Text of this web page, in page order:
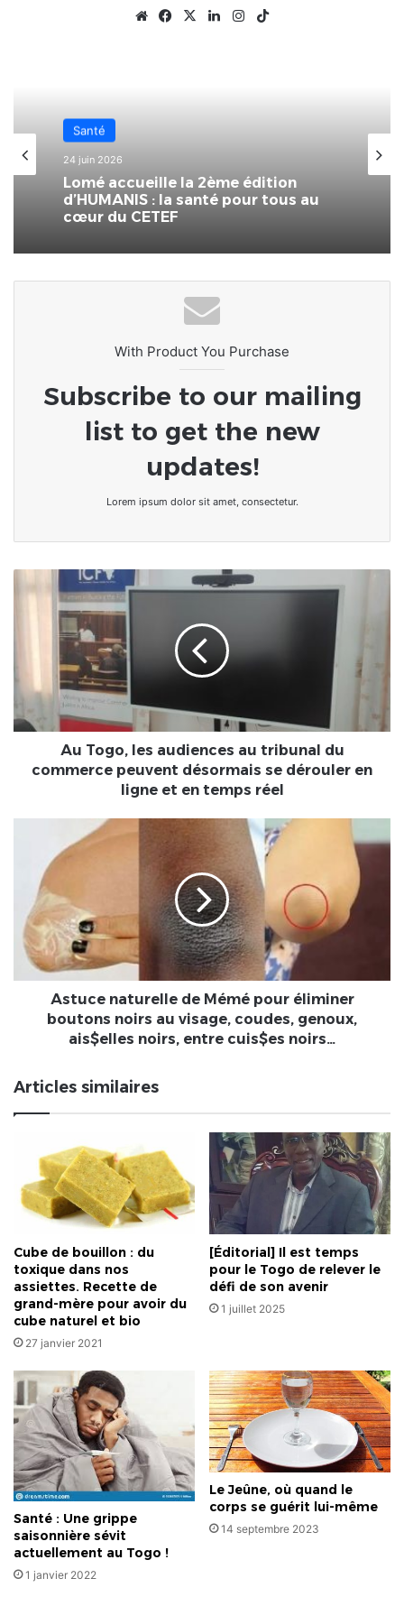
WebsiteFacebook
X LinkedinInstagram
Santé
4 avril 2026
La BB Lomé soutient le Centre
national de recherche et de soins
aux drépanocytaires.
With Product You Purchase
Subscribe to our mailing
list to get the new
updates!
Lorem ipsum dolor sit amet, consectetur.
Togo,
audiences
commerce
peuvent
temps
Au Togo, les audiences au tribunal du
commerce peuvent désormais se dérouler en
ligne et en temps réel
Mémé
pour
éliminer
boutons
noirs
au
coudes,
entre
cuis$es
Astuce naturelle de Mémé pour éliminer
boutons noirs au visage, coudes, genoux,
ais$elles noirs, entre cuis$es noirs…
Articles similaires
Cube de bouillon : du
toxique dans nos
assiettes. Recette de
grand-mère pour avoir du
cube naturel et bio
27 janvier 2021
[Éditorial] Il est temps
pour le Togo de relever le
défi de son avenir
1 juillet 2025
Santé : Une grippe
saisonnière sévit
actuellement au Togo !
1 janvier 2022
Le Jeûne, où quand le
corps se guérit lui-même
14 septembre 2023